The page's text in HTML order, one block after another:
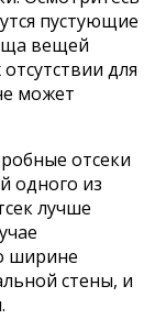
пустующие
вещей
для
может
отсеки
одного из
лучше
ширине
стены, и